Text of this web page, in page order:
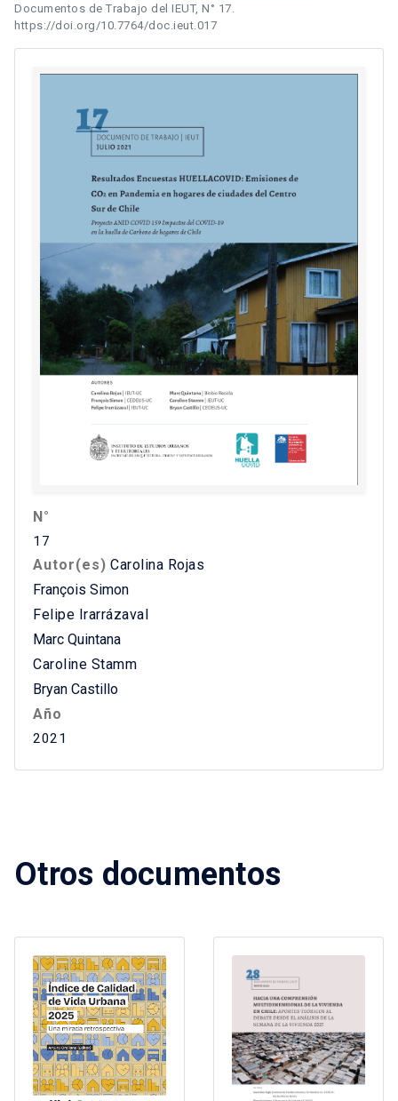
Documentos de Trabajo del IEUT, N° 17.
https://doi.org/10.7764/doc.ieut.017
N°
17
Autor(es) Carolina Rojas
François Simon
Felipe Irarrázaval
Marc Quintana
Caroline Stamm
Bryan Castillo
Año
2021
Otros documentos